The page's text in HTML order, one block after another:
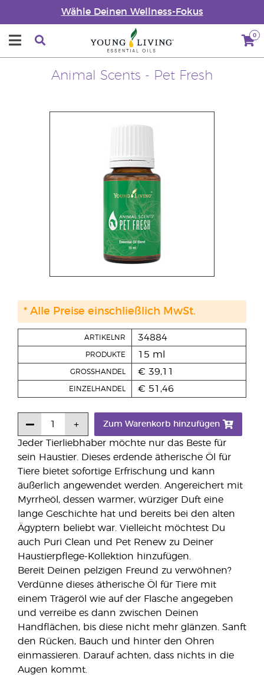
Wähle Deinen Wellness-Fokus
0
Animal Scents - Pet Fresh
Jeder Tierliebhaber möchte nur das Beste für
sein Haustier. Dieses erdende ätherische Öl für
Tiere bietet sofortige Erfrischung und kann
äußerlich angewendet werden. Angereichert mit
Myrrheöl, dessen warmer, würziger Duft eine
lange Geschichte hat und bereits bei den alten
Ägyptern beliebt war. Vielleicht möchtest Du
auch Puri Clean und Pet Renew zu Deiner
Haustierpflege-Kollektion hinzufügen.
Bereit Deinen pelzigen Freund zu verwöhnen?
Verdünne dieses ätherische Öl für Tiere mit
einem Trägeröl wie auf der Flasche angegeben
und verreibe es dann zwischen Deinen
Handflächen, bis diese nicht mehr glänzen. Sanft
den Rücken, Bauch und hinter den Ohren
einmassieren. Darauf achten, dass nichts in die
Augen kommt.
ARTIKELNR 34884
PRODUKTE 15 ml
GROSSHANDEL € 39,11
EINZELHANDEL € 51,46
Zum Warenkorb hinzufügen
* Alle Preise einschließlich MwSt.